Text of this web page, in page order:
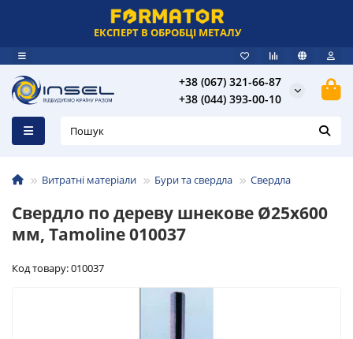
ЕКСПЕРТ В ОБРОБЦІ МЕТАЛУ
+38 (067) 321-66-87
+38 (044) 393-00-10
Витратні матеріали Бури та свердла Свердла
Свердло по дереву шнекове Ø25x600
мм, Tamoline 010037
Код товару: 010037